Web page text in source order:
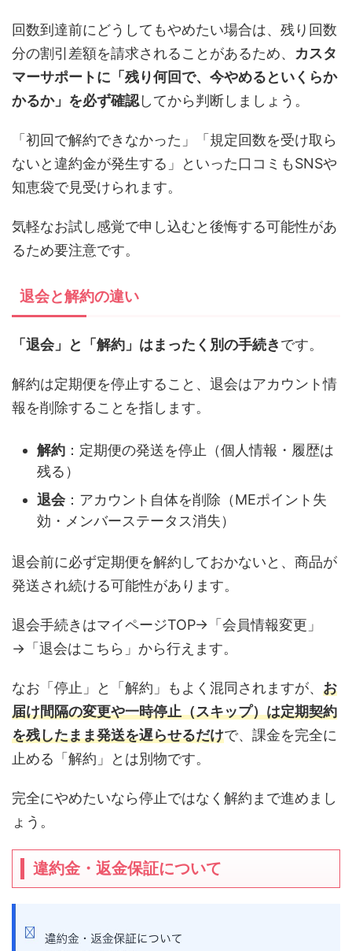
回数到達前にどうしてもやめたい場合は、残り回数
分の割引差額を請求されることがあるため、 カスタ
マーサポートに「残り何回で、今やめるといくらか
かるか」を必ず確認してから判断しましょう。
「初回で解約できなかった」「規定回数を受け取ら
ないと違約金が発生する」といった口コミもSNSや
知恵袋で見受けられます。
気軽なお試し感覚で申し込むと後悔する可能性があ
るため要注意です。
退会と解約の違い
「退会」と「解約」はまったく別の手続きです。
解約は定期便を停止すること、退会はアカウント情
報を削除することを指します。
解約 ：定期便の発送を停止（個人情報・履歴は
残る）
退会：アカウント自体を削除（MEポイント失
効・メンバーステータス消失）
退会前に必ず定期便を解約しておかないと、商品が
発送され続ける可能性があります。
退会手続きはマイページTOP→「会員情報変更」
→「退会はこちら」から行えます。
なお「停止」と「解約」もよく混同されますが、 お
届け間隔の変更や一時停止（スキップ）は定期契約
を残したまま発送を遅らせるだけで、課金を完全に
止める「解約」とは別物です。
完全にやめたいなら停止ではなく解約まで進めまし
ょう。
違約金・返金保証について